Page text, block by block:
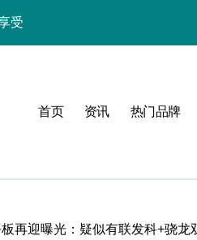
受
来了！
机
随行
首页 资讯 热门品牌
再迎曝光：疑似有联发科+骁龙